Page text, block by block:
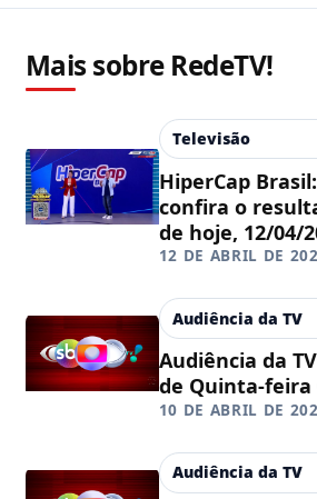
Mais sobre RedeTV!
Televisão
HiperCap
confira o
de hoje, 12/04/
12 DE ABRIL DE
Audiência da TV
Audiência da
de Quinta-feira
10 DE ABRIL DE
Audiência da TV